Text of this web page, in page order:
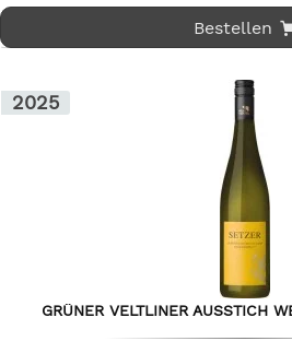
Bestellen
2025
GRÜNER VELTLINER AUSSTICH